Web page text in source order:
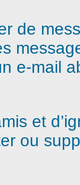
de
e-mail
et
ou